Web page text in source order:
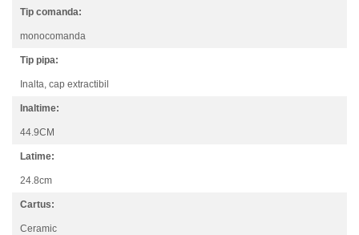
Tip comanda:
monocomanda
Tip pipa:
Inalta, cap extractibil
Inaltime:
44.9CM
Latime:
24.8cm
Cartus:
Ceramic